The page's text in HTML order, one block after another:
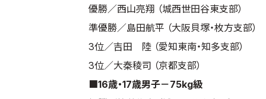
優勝／西山亮翔 （城西世田谷東支部）
準優勝／島田航平 （大阪貝塚・枚方支部）
3位／吉田 陸 （愛知東南・知多支部）
3位／大秦稜司 （京都支部）
■16歳・17歳男子－75kg級